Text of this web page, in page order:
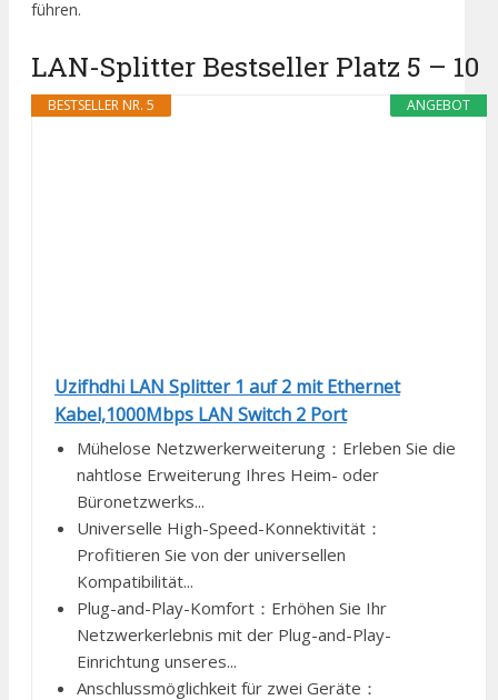
führen.
LAN-Splitter Bestseller Platz 5 – 10
ANGEBOT
BESTSELLER NR. 5
Uzifhdhi LAN Splitter 1 auf 2 mit Ethernet
Kabel,1000Mbps LAN Switch 2 Port
Mühelose Netzwerkerweiterung：Erleben Sie die
nahtlose Erweiterung Ihres Heim- oder
Büronetzwerks...
Universelle High-Speed-Konnektivität：
Profitieren Sie von der universellen
Kompatibilität...
Plug-and-Play-Komfort：Erhöhen Sie Ihr
Netzwerkerlebnis mit der Plug-and-Play-
Einrichtung unseres...
Anschlussmöglichkeit für zwei Geräte：